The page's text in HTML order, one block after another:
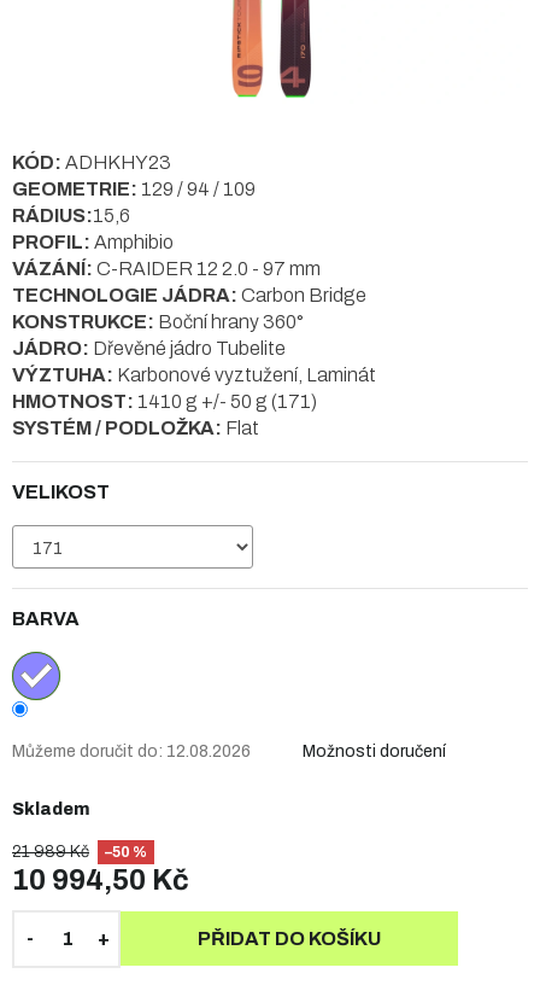
21 989 Kč –50 %
10 994,50 Kč
Skladem
VELIKOST
BARVA
Můžeme doručit do: 12.08.2026 Možnosti doručení
PŘIDAT DO KOŠÍKU
KÓD: ADHKHY23
GEOMETRIE: 129 / 94 / 109
RÁDIUS:15,6
PROFIL: Amphibio
VÁZÁNÍ: C-RAIDER 12 2.0 - 97 mm
TECHNOLOGIE JÁDRA: Carbon Bridge
KONSTRUKCE: Boční hrany 360°
JÁDRO: Dřevěné jádro Tubelite
VÝZTUHA: Karbonové vyztužení, Laminát
HMOTNOST: 1410 g +/- 50 g (171)
SYSTÉM / PODLOŽKA: Flat